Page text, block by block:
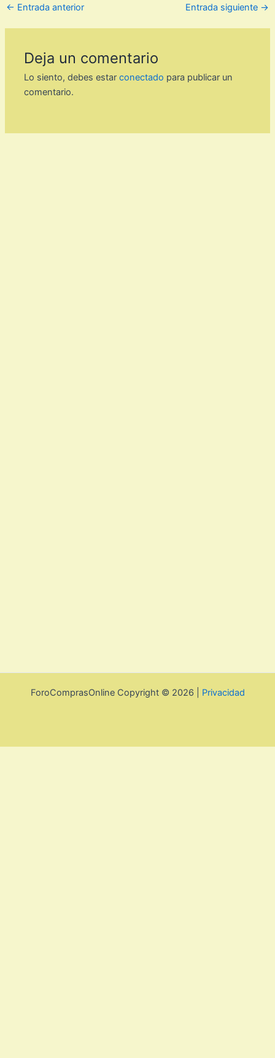
← Entrada anterior Entrada siguiente →
Deja un comentario
Lo siento, debes estarconectado para publicar un
comentario.
ForoComprasOnline Copyright © 2026 | Privacidad